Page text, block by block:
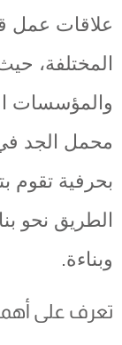
علاقات عمل
المختلفة،
والمؤسسات
محمل الجد
بحرفية تقوم
الطريق نحو
وبناءة.
تعرف على